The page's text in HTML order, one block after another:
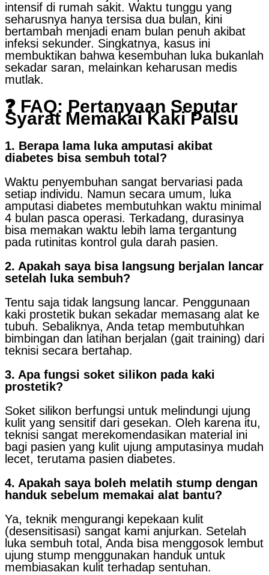
intensif di rumah sakit. Waktu tunggu yang
seharusnya hanya tersisa dua bulan, kini
bertambah menjadi enam bulan penuh akibat
infeksi sekunder. Singkatnya, kasus ini
membuktikan bahwa kesembuhan luka bukanlah
sekadar saran, melainkan keharusan medis
mutlak.
❓ FAQ: Pertanyaan Seputar
Syarat Memakai Kaki Palsu
1. Berapa lama luka amputasi akibat
diabetes bisa sembuh total?
Waktu penyembuhan sangat bervariasi pada
setiap individu. Namun secara umum, luka
amputasi diabetes membutuhkan waktu minimal
4 bulan pasca operasi. Terkadang, durasinya
bisa memakan waktu lebih lama tergantung
pada rutinitas kontrol gula darah pasien.
2. Apakah saya bisa langsung berjalan lancar
setelah luka sembuh?
Tentu saja tidak langsung lancar. Penggunaan
kaki prostetik bukan sekadar memasang alat ke
tubuh. Sebaliknya, Anda tetap membutuhkan
bimbingan dan latihan berjalan (gait training) dari
teknisi secara bertahap.
3. Apa fungsi soket silikon pada kaki
prostetik?
Soket silikon berfungsi untuk melindungi ujung
kulit yang sensitif dari gesekan. Oleh karena itu,
teknisi sangat merekomendasikan material ini
bagi pasien yang kulit ujung amputasinya mudah
lecet, terutama pasien diabetes.
4. Apakah saya boleh melatih stump dengan
handuk sebelum memakai alat bantu?
Ya, teknik mengurangi kepekaan kulit
(desensitisasi) sangat kami anjurkan. Setelah
luka sembuh total, Anda bisa menggosok lembut
ujung stump menggunakan handuk untuk
membiasakan kulit terhadap sentuhan.